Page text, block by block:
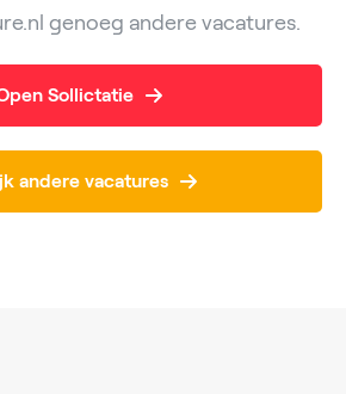
genoeg andere vacatures.
Sollictatie
andere vacatures